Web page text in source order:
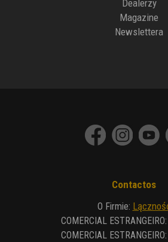
Dealerzy
Magazine
Newslettera
Contactos
O Firmie:
COMERCIAL ESTRANGEIRO:
COMERCIAL ESTRANGEIRO: